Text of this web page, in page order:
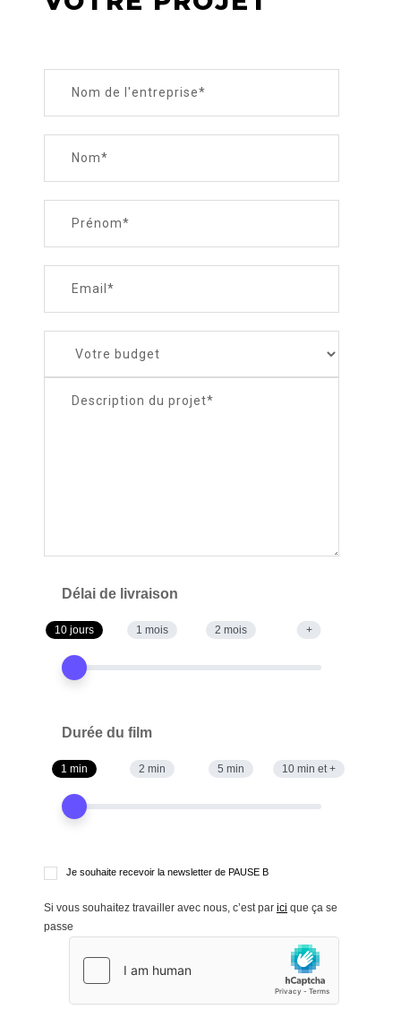
Délai de livraison
10 jours 1 mois 2 mois +
Durée du film
1 min 2 min 5 min 10 min et +
Je souhaite recevoir la newsletter de PAUSE B
Si vous souhaitez travailler avec nous, c’est par ici que ça se
passe